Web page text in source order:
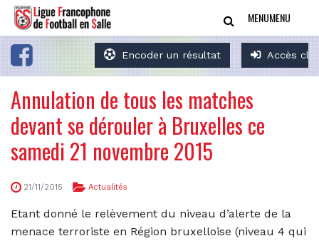
Encoder un résultat Accès
MENUMENU
Annulation de tous les matches
devant se dérouler à Bruxelles ce
samedi 21 novembre 2015
21/11/2015 Actualités
Etant donné le relèvement du niveau d’alerte de la
menace terroriste en Région bruxelloise (niveau 4 qui